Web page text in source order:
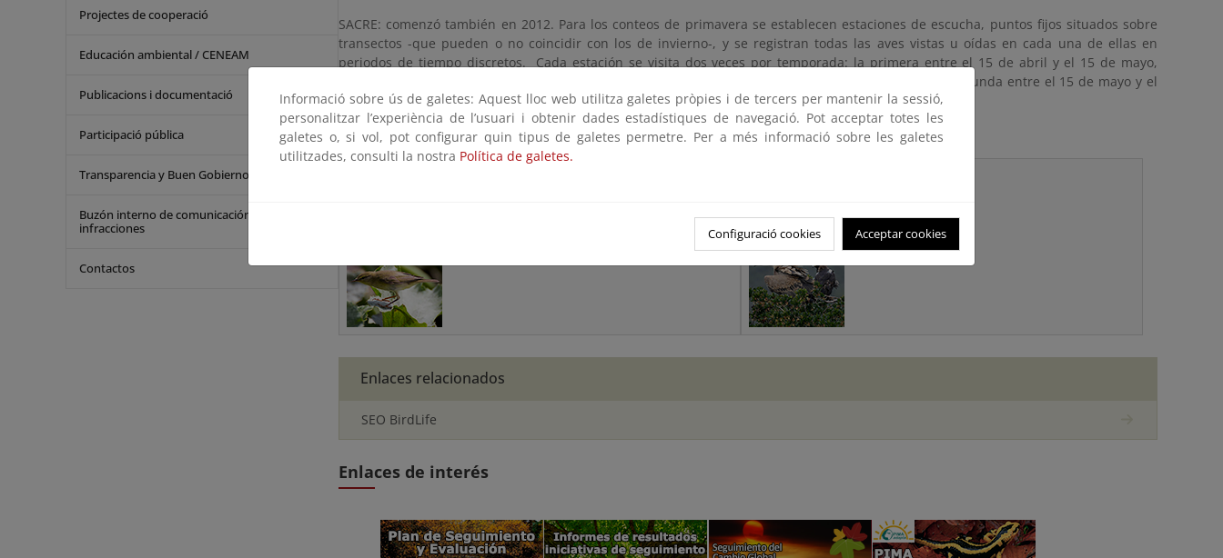
Projectes de cooperació
Educación ambiental / CENEAM
Publicacions i documentació
Participació pública
Transparencia y Buen Gobierno
Buzón interno de comunicación de
infracciones
Contactos
SACRE: comenzó también en 2012. Para los conteos de primavera se establecen estaciones de escucha, puntos fijos situados sobre
transectos -que pueden o no coincidir con los de invierno-, y se registran todas las aves vistas u oídas en cada una de ellas en
periodos de tiempo discretos. Cada estación se visita dos veces por temporada: la primera entre el 15 de abril y el 15 de mayo,
centrándose en el periodo de máxima actividad de reproductores sedentarios presaharianos, y la segunda entre el 15 de mayo y el
15 de junio, coincidiendo con el periodo de máxima actividad de reproductores transaharianos.”
La cartografía está disponible para descarga y visualización en el siguienteenlace
seguimiento de aves comunes
Enlaces relacionados
SEO BirdLife
Enlaces de interés
Informació sobre ús de galetes: Aquest lloc web utilitza galetes pròpies i de tercers per mantenir la sessió,
personalitzar l’experiència de l’usuari i obtenir dades estadístiques de navegació. Pot acceptar totes les
galetes o, si vol, pot configurar quin tipus de galetes permetre. Per a més informació sobre les galetes
utilitzades, consulti la nostra Política de galetes.
Configuració cookies Acceptar cookies